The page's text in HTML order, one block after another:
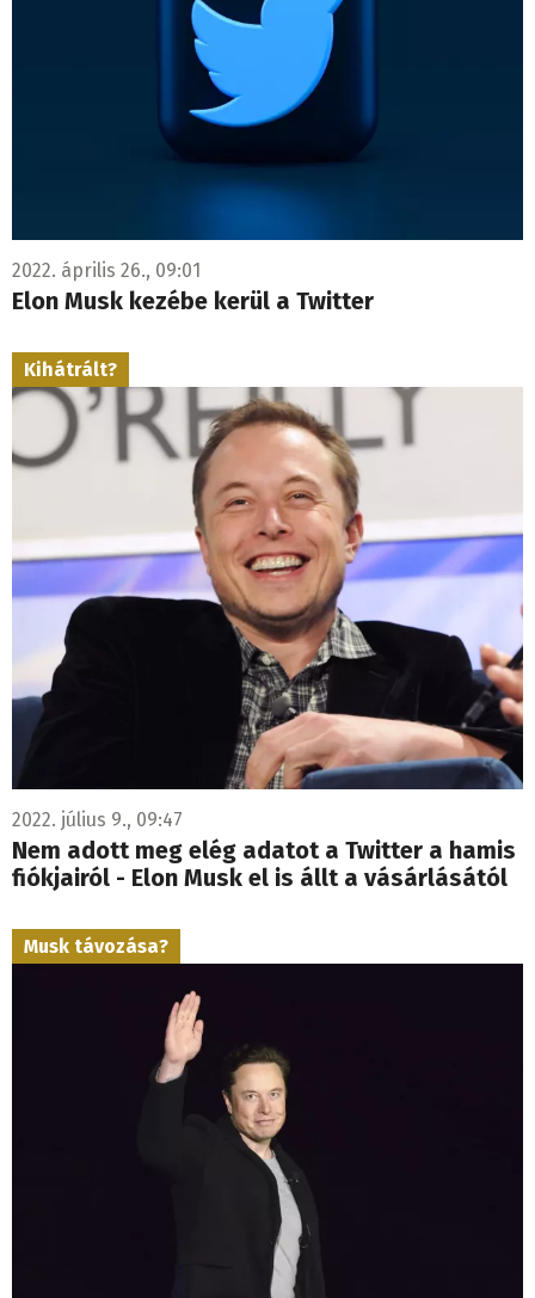
2022. április 26., 09:01
Elon Musk kezébe kerül a Twitter
Kihátrált?
2022. július 9., 09:47
Nem adott meg elég adatot a Twitter a hamis
fiókjairól - Elon Musk el is állt a vásárlásától
Musk távozása?